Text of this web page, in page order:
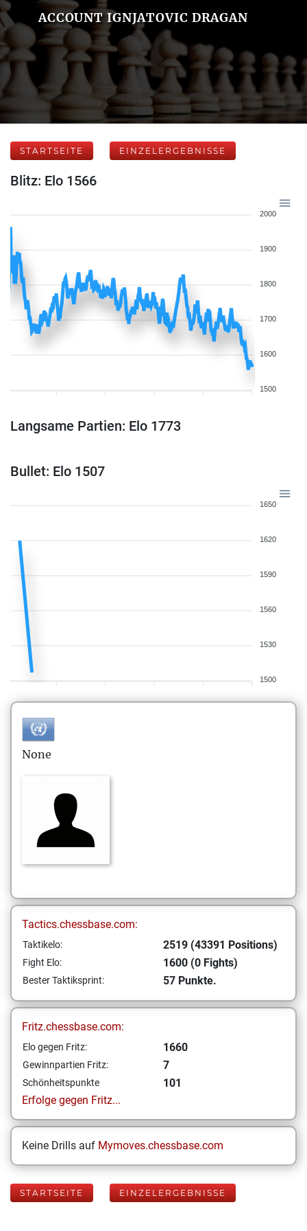
ACCOUNT IGNJATOVIC DRAGAN
STARTSEITE EINZELERGEBNISSE
Blitz: Elo 1566
2000
1900
1800
1700
1600
1500
Langsame Partien: Elo 1773
Bullet: Elo 1507
1650
1620
1590
1560
1530
1500
None
Tactics.chessbase.com:
Taktikelo: 2519 (43391 Positions)
Fight Elo: 1600 (0 Fights)
Bester Taktiksprint: 57 Punkte.
Fritz.chessbase.com:
Elo gegen Fritz: 1660
Gewinnpartien Fritz: 7
Schönheitspunkte
101
Erfolge gegen Fritz...
Keine Drills auf Mymoves.chessbase.com
STARTSEITE EINZELERGEBNISSE